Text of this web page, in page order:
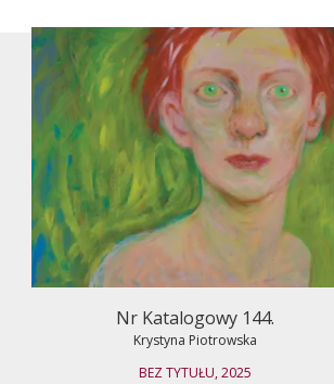
Nr Katalogowy 144.
Krystyna Piotrowska
BEZ TYTUŁU, 2025